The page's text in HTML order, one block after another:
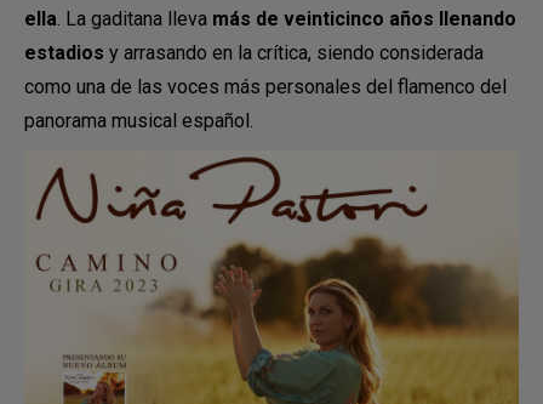
ella. La gaditana lleva más de veinticinco años llenando
estadios y arrasando en la crítica, siendo considerada
como una de las voces más personales del flamenco del
panorama musical español.